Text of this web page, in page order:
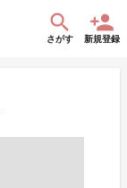
さがす 新規登録